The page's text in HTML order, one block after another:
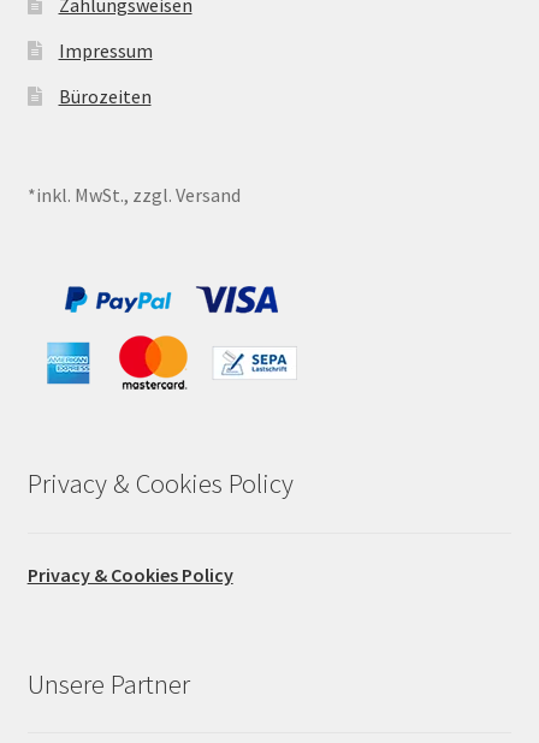
Zahlungsweisen
Impressum
Bürozeiten
*inkl. MwSt., zzgl. Versand
Privacy & Cookies Policy
Privacy & Cookies Policy
Unsere Partner